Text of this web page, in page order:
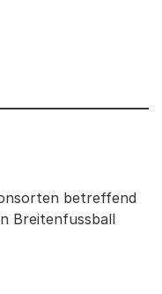
Geschäft
betreffend
Breitenfussball